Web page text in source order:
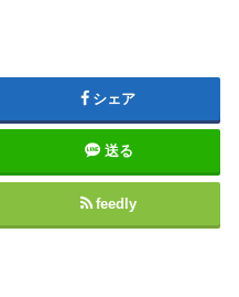
シェア
送る
feedly